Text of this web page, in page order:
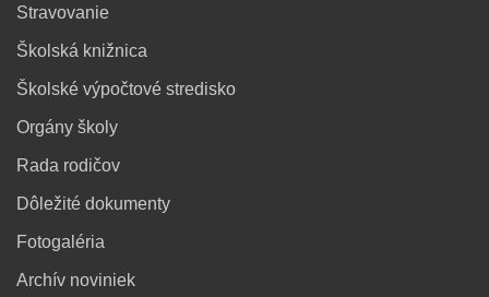
Stravovanie
Školská knižnica
Školské výpočtové stredisko
Orgány školy
Rada rodičov
Dôležité dokumenty
Fotogaléria
Archív noviniek